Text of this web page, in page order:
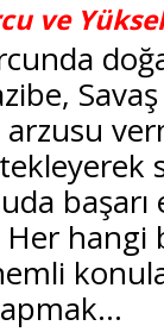
ve
Savaş
hangi